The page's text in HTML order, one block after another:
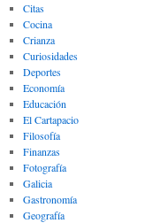
Citas
Cocina
Crianza
Curiosidades
Deportes
Economía
Educación
El Cartapacio
Filosofía
Finanzas
Fotografía
Galicia
Gastronomía
Geografía